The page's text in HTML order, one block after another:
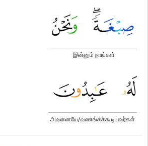
இன்னும் நாங்கள்
அவனையே/வணங்கக்கூடியவர்கள்